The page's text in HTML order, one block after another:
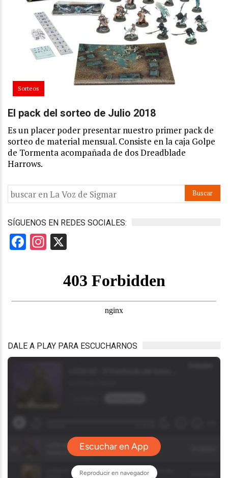
Sorteos
El pack del sorteo de Julio 2018
Es un placer poder presentar nuestro primer pack de
sorteo de material mensual. Consiste en la caja Golpe
de Tormenta acompañada de dos Dreadblade
Harrows.
SÍGUENOS EN REDES SOCIALES:
Facebook
Instagram
DALE A PLAY PARA ESCUCHARNOS